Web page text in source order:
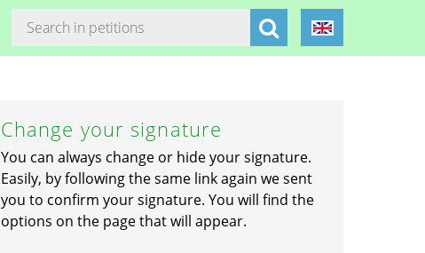
Change your signature
You can always change or hide your signature.
Easily, by following the same link again we sent
you to confirm your signature. You will find the
options on the page that will appear.